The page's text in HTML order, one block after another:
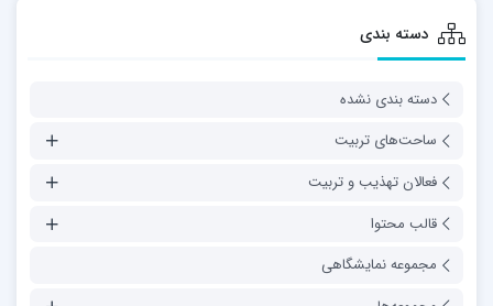
دسته بندی
دسته بندی نشده
ساحت‌های تربیت
فعالان تهذیب و تربیت
قالب محتوا
مجموعه نمایشگاهی